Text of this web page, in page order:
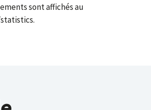
sont affichés au